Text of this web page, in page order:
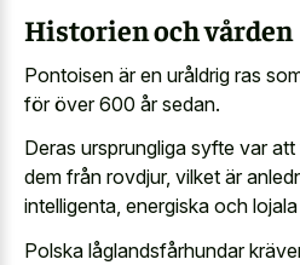
Historien och vården
Pontoisen är en uråldrig ras
för över 600 år sedan.
Deras ursprungliga syfte var
dem från rovdjur, vilket är
intelligenta, energiska och
Polska låglandsfårhundar